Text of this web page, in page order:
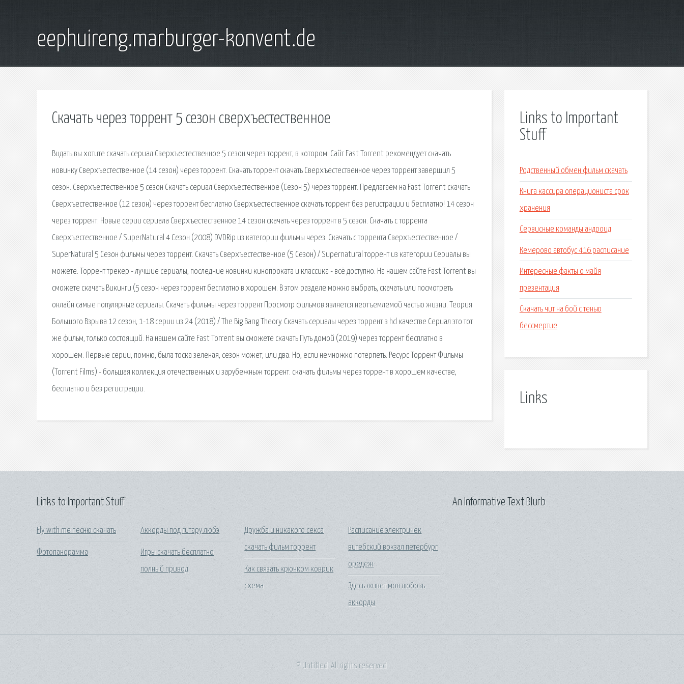
eephuireng.marburger-konvent.de
Скачать через торрент 5 сезон сверхъестественное
Видать вы хотите скачать сериал Сверхъестественное 5 сезон через торрент, в котором. Сайт Fast Torrent рекомендует скачать
новинку Сверхъестественное (14 сезон) через торрент. Скачать торрент скачать Сверхъестественное через торрент завершил 5
сезон. Сверхъестественное 5 сезон Скачать сериал Сверхъестественное (Сезон 5) через торрент. Предлагаем на Fast Torrent скачать
Сверхъестественное (12 сезон) через торрент бесплатно Сверхъестественное скачать торрент без регистрации и бесплатно! 14 сезон
через торрент. Новые серии сериала Сверхъестественное 14 сезон скачать через торрент в 5 сезон. Скачать с торрента
Сверхъестественное / SuperNatural 4 Сезон (2008) DVDRip из категории фильмы через. Скачать с торрента Сверхъестественное /
SuperNatural 5 Сезон фильмы через торрент. Скачать Сверхъестественное (5 Сезон) / Supernatural торрент из категории Сериалы вы
можете. Торрент трекер - лучшие cериалы, последние новинки кинопроката и классика - всё доступно. На нашем сайте Fast Torrent вы
сможете скачать Викинги (5 сезон через торрент бесплатно в хорошем. В этом разделе можно выбрать, скачать или посмотреть
онлайн самые популярные сериалы. Скачать фильмы через торрент Просмотр фильмов является неотъемлемой частью жизни. Теория
Большого Взрыва 12 сезон, 1-18 серии из 24 (2018) / The Big Bang Theory. Скачать сериалы через торрент в hd качестве Сериал это тот
же фильм, только состоящий. На нашем сайте Fast Torrent вы сможете скачать Путь домой (2019) через торрент бесплатно в
хорошем. Первые серии, помню, была тоска зеленая, сезон может, или два. Но, если немножко потерпеть. Ресурс Торрент Фильмы
(Torrent Films) - большая коллекция отечественных и зарубежныж торрент. скачать фильмы через торрент в хорошем качестве,
бесплатно и без регистрации.
Links to Important
Stuff
Родственный обмен фильм скачать
Книга кассира операциониста срок
хранения
Сервисные команды андроид
Кемерово автобус 416 расписание
Интересные факты о майя
презентация
Скачать чит на бой с тенью
бессмертие
Links
Links to Important Stuff
Fly with me песню скачать
Фотопанорамма
Аккорды под гитару любэ
Игры скачать бесплатно
полный привод
Дружба и никакого секса
скачать фильм торрент
Как связать крючком коврик
схема
Расписание электричек
витебский вокзал петербург
оредеж
Здесь живет моя любовь
аккорды
An Informative Text Blurb
© Untitled. All rights reserved.